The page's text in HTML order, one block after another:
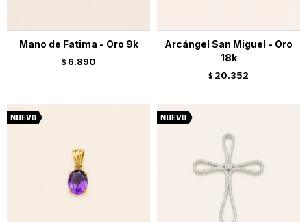
Mano de Fatima - Oro 9k
$ 6.890
Arcángel San Miguel - Oro
18k
$ 20.352